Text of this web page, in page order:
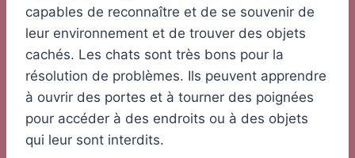
capables de reconnaître et de se souvenir de
leur environnement et de trouver des objets
cachés. Les chats sont très bons pour la
résolution de problèmes. Ils peuvent apprendre
à ouvrir des portes et à tourner des poignées
pour accéder à des endroits ou à des objets
qui leur sont interdits.